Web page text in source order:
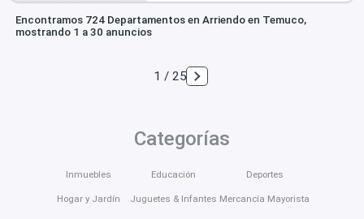
Encontramos 724 Departamentos en Arriendo en Temuco,
mostrando 1 a 30 anuncios
1 / 25
Categorías
Inmuebles
Hogar y Jardín
Educación
Juguetes & Infantes
Deportes
Mercancía Mayorista